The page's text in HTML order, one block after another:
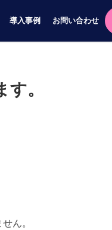
導入事例 お問い合わせ
。
ん。